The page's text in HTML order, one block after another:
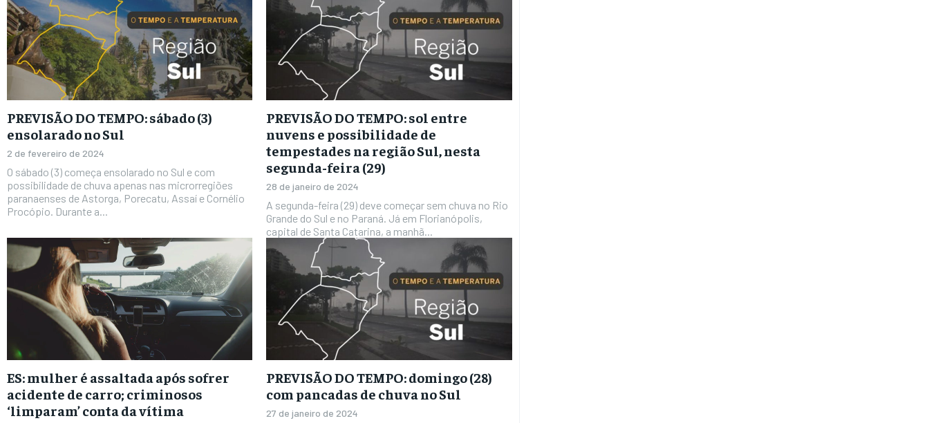
PREVISÃO DO TEMPO: sábado (3)
ensolarado no Sul
2 de fevereiro de 2024
O sábado (3) começa ensolarado no Sul e com
possibilidade de chuva apenas nas microrregiões
paranaenses de Astorga, Porecatu, Assaí e Cornélio
Procópio. Durante a...
PREVISÃO DO TEMPO: sol entre
nuvens e possibilidade de
tempestades na região Sul, nesta
segunda-feira (29)
28 de janeiro de 2024
A segunda-feira (29) deve começar sem chuva no Rio
Grande do Sul e no Paraná. Já em Florianópolis,
capital de Santa Catarina, a manhã...
ES: mulher é assaltada após sofrer
acidente de carro; criminosos
‘limparam’ conta da vítima
PREVISÃO DO TEMPO: domingo (28)
com pancadas de chuva no Sul
27 de janeiro de 2024